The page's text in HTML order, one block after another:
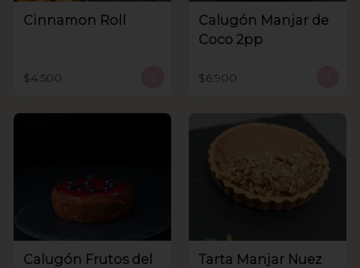
Cinnamon Roll
$4.500
Calugón Manjar de
Coco 2pp
$6.900
Calugón Frutos del
Tarta Manjar Nuez